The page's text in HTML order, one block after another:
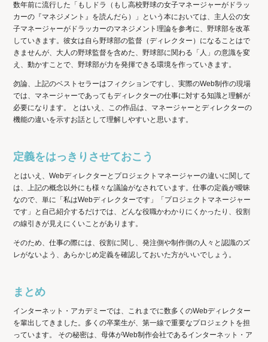
数年前に流行した「もしドラ（もし高校野球の女子マネージャーがドラッ
カーの『マネジメント』を読んだら）」という本においては、主人公の女
子マネージャーがドラッカーのマネジメント理論を参考に、野球部を改革
していきます。彼女は自ら野球部の監督（ディレクター）になることはで
きませんが、大人の野球監督を含めた、野球部に関わる「人」の意識を変
え、動かすことで、野球部が力を発揮できる環境を作っていきます。
勿論、上記のベストセラーはフィクションですし、実際のWeb制作の現場
では、マネージャーであってもディレクターの仕事に対する知識と理解が
必要になります。 とはいえ、この作品は、マネージャーとディレクターの
機能の違いを示すお話として理解しやすいと思います。
定義をはっきりさせておこう
とはいえ、Webディレクターとプロジェクトマネージャーの違いに関して
は、上記の概念以外にも様々な議論がなされています。仕事の定義が曖昧
なので、単に「私はWebディレクターです」「プロジェクトマネージャー
です」と自己紹介するだけでは、どんな役職かわかりにくかったり、役割
の線引きが見えにくいことがあります。
そのため、仕事の際には、役割に関し、発注側や制作側の人々と認識のズ
レがないよう、あらかじめ定義を確認しておいた方がいいでしょう。
まとめ
インターネット・アカデミーでは、これまでに数多くのWebディレクター
を輩出してきました。多くの卒業生が、第一線で重要なプロジェクトを担
っています。 その秘密は、母体がWeb制作会社であるインターネット・ア